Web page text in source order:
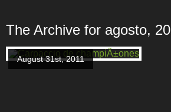
The Archive for agosto,
August 31st, 2011